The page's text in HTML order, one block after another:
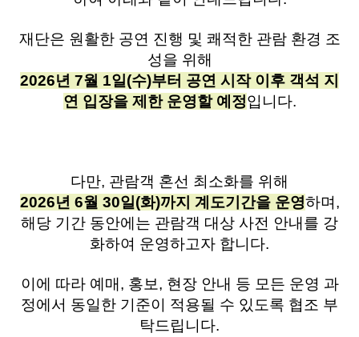
재단은 원활한 공연 진행 및 쾌적한 관람 환경 조
성을 위해
2026년 7월 1일(수)부터 공연 시작 이후 객석 지
연 입장을 제한 운영할 예정입니다.
다만, 관람객 혼선 최소화를 위해
2026년 6월 30일(화)까지 계도기간을 운영하며,
해당 기간 동안에는 관람객 대상 사전 안내를 강
화하여 운영하고자 합니다.
이에 따라 예매, 홍보, 현장 안내 등 모든 운영 과
정에서 동일한 기준이 적용될 수 있도록 협조 부
탁드립니다.